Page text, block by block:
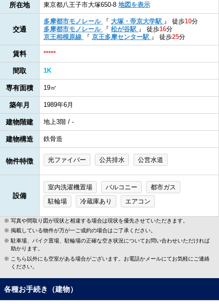
所在地 東京都八王子市大塚650-8 地図を表示
交通
多摩都市モノレール 『 大塚・帝京大学駅 』 徒歩10分
多摩都市モノレール
『 松が谷駅 』 徒歩16分
京王相模原線
『 京王多摩センター駅 』 徒歩25分
賃料 *****
間取 1K
専有面積 19㎡
築年月 1989年6月
建物階建 地上3階 / -
建物構造 鉄骨造
物件特徴 光ファイバー 公共排水 公営水道
設備
室内洗濯機置場 バルコニー
都市ガス
駐輪場
冷蔵庫あり エアコン
写真や間取り図が現状と相違する場合は現状を優先させていただきます。
掲載している物件が万が一ご成約の場合はご了承ください。
駐車場、バイク置場、駐輪場の正確な空き状況についてお問い合わせいただければ
助かります。
こちら以外にも空室がある場合がございます。お電話かメールにてお気軽にご連絡
ください。
各種お手続き（建物）